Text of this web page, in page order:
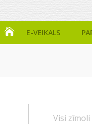
E-VEIKALS
Visi zīmoli